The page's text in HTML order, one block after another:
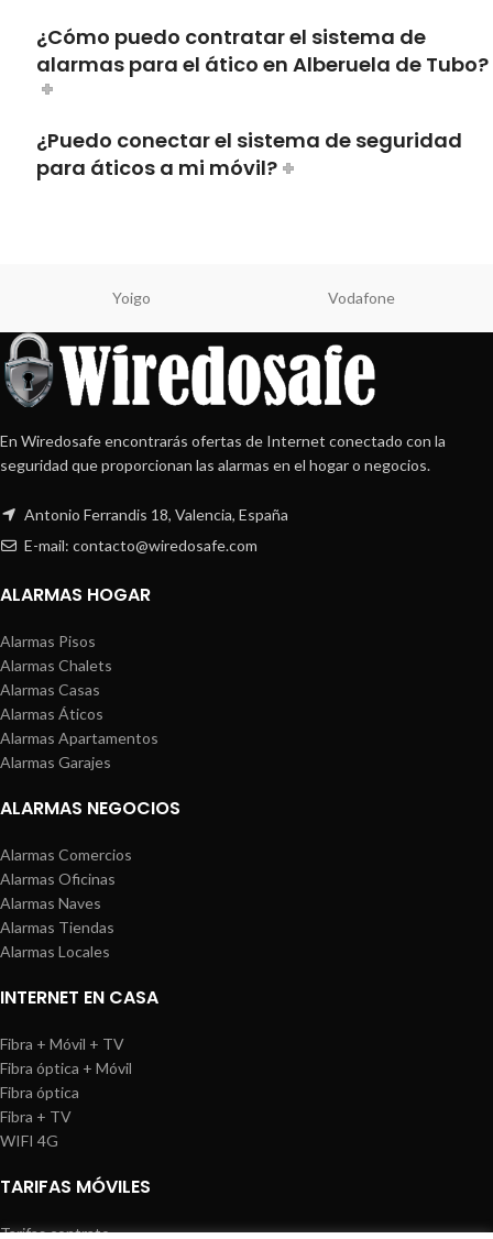
¿Cómo puedo contratar el sistema de
alarmas para el ático en Alberuela de Tubo?
¿Puedo conectar el sistema de seguridad
para áticos a mi móvil?
Yoigo Vodafone
En Wiredosafe encontrarás ofertas de Internet conectado con la
seguridad que proporcionan las alarmas en el hogar o negocios.
Antonio Ferrandis 18, Valencia, España
E-mail: contacto@wiredosafe.com
ALARMAS HOGAR
Alarmas Pisos
Alarmas Chalets
Alarmas Casas
Alarmas Áticos
Alarmas Apartamentos
Alarmas Garajes
ALARMAS NEGOCIOS
Alarmas Comercios
Alarmas Oficinas
Alarmas Naves
Alarmas Tiendas
Alarmas Locales
INTERNET EN CASA
Fibra + Móvil + TV
Fibra óptica + Móvil
Fibra óptica
Fibra + TV
WIFI 4G
TARIFAS MÓVILES
Tarifas contrato